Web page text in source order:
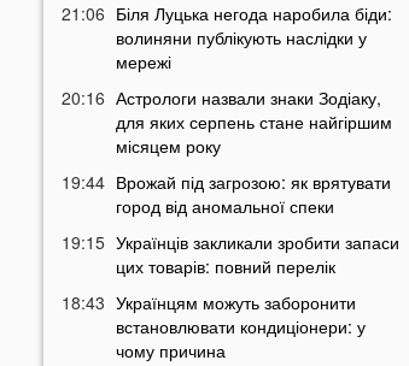
21:06 Біля Луцька негода наробила біди:
волиняни публікують наслідки у
мережі
20:16 Астрологи назвали знаки Зодіаку,
для яких серпень стане найгіршим
місяцем року
19:44 Врожай під загрозою: як врятувати
город від аномальної спеки
19:15 Українців закликали зробити запаси
цих товарів: повний перелік
18:43 Українцям можуть заборонити
встановлювати кондиціонери: у
чому причина